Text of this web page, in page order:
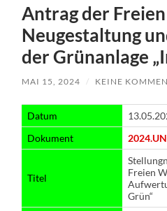
Antrag der
Neugestaltung
der Grünanlage
MAI 15, 2024 / KEINE
Datum
Dokument
Titel
Freien
Grün“